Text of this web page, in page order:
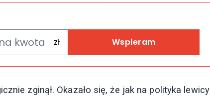
Wspieram
zginął. Okazało się, że jak na polityka lewicy